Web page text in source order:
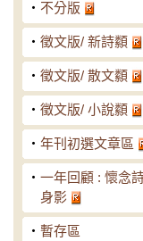
‧ 不分版
‧ 徵文版/ 新詩纇
‧ 徵文版/ 散文纇
‧ 徵文版/ 小說纇
‧ 年刊初選文章區
‧ 一年回顧 : 懷念
身影
‧ 暫存區